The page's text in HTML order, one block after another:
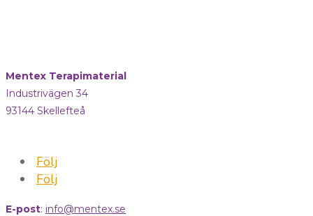
Mentex Terapimaterial
Industrivägen 34
93144 Skellefteå
Följ
Följ
E-post: info@mentex.se